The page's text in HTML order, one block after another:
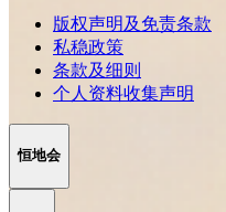
版权声明及免责条款
私稳政策
条款及细则
个人资料收集声明
恒地会